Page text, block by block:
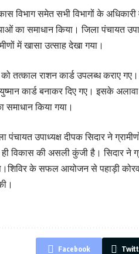
विभाग समेत सभी विभागों के
का समाधान किया। जिला पंचायत
में खासा उत्साह देखा गया।
को तत्काल राशन कार्ड उपलब्ध कराए
कार्ड बनाकर दिए गए। इसके
किया गया।
पंचायत उपाध्यक्ष दीपक सिदार ने
विकास की असली कुंजी है। सिदार ने
के सफल आयोजन से पहाड़ी
Facebook